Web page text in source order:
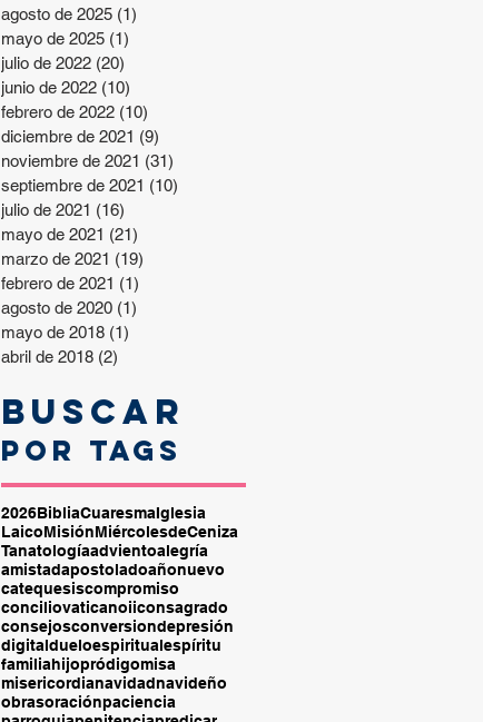
agosto de 2025 (1)
mayo de 2025 (1)
julio de 2022 (20)
junio de 2022 (10)
febrero de 2022 (10)
diciembre de 2021 (9)
noviembre de 2021 (31)
septiembre de 2021 (10)
julio de 2021 (16)
mayo de 2021 (21)
marzo de 2021 (19)
febrero de 2021 (1)
agosto de 2020 (1)
mayo de 2018 (1)
abril de 2018 (2)
Buscar
por tags
2026BibliaCuaresmaIglesia
LaicoMisiónMiércolesdeCeniza
Tanatologíaadvientoalegría
amistadapostoladoañonuevo
catequesiscompromiso
conciliovaticanoiiconsagrado
consejosconversiondepresión
digitaldueloespiritualespíritu
familiahijopródigomisa
misericordianavidadnavideño
obrasoraciónpaciencia